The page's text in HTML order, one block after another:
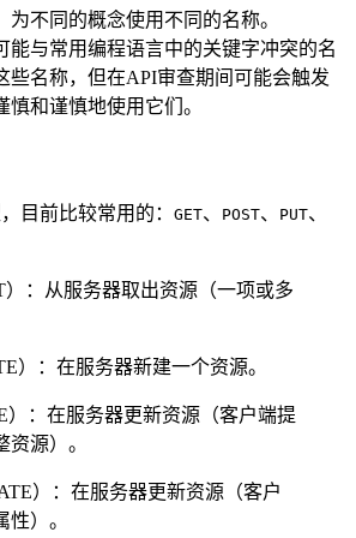
为不同的概念使用不同的名称。
能与常用编程语言中的关键字冲突的名
些名称，但在API审查期间可能会触发
慎和谨慎地使用它们。
目前比较常用的： GET、 POST、 PUT、
）：从服务器取出资源（一项或多
）：在服务器新建一个资源。
）：在服务器更新资源（客户端提
源）。
）：在服务器更新资源（客户
）。